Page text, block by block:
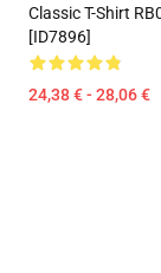
Classic T-Shirt
[ID7896]
24,38 € - 28,06 €